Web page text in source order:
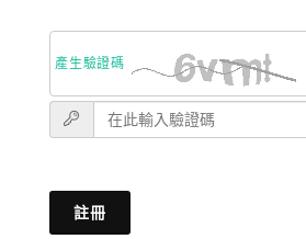
產生驗證碼
註冊